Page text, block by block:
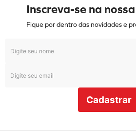
Inscreva-se na
Fique por dentro das novidades e
Cadastrar